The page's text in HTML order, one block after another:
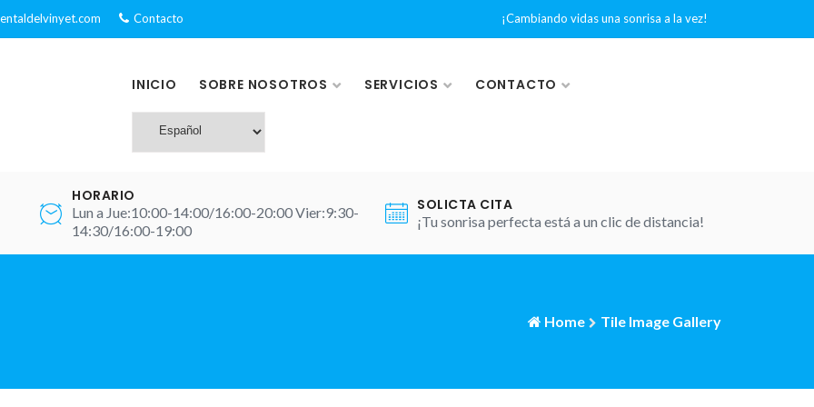
Contacto ¡Cambiando vidas una sonrisa a la vez!
INICIO SOBRE NOSOTROS SERVICIOS CONTACTO
HORARIO
Lun a Jue:10:00-14:00/16:00-20:00 Vier:9:30-
14:30/16:00-19:00
SOLICTA CITA
¡Tu sonrisa perfecta está a un clic de distancia!
Home Tile Image Gallery